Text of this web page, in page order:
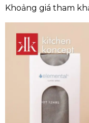
Khoảng giá tham